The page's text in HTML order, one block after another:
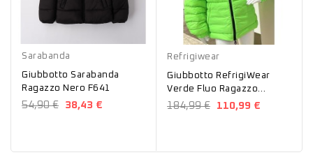
Sarabanda
Giubbotto Sarabanda
Ragazzo Nero F641
54,90 € 38,43 €
Refrigiwear
Giubbotto RefrigiWear
Verde Fluo Ragazzo
RW361
184,99 € 110,99 €